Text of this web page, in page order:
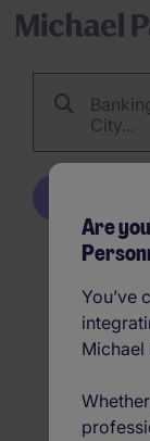
Are
You’ve
Michael
City...
99